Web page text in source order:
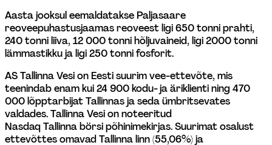
Aasta jooksul eemaldatakse Paljasaare
reoveepuhastusjaamas reoveest ligi 650 tonni prahti,
240 tonni liiva, 12 000 tonni hõljuvaineid, ligi 2000 tonni
lämmastikku ja ligi 250 tonni fosforit.
AS Tallinna Vesi on Eesti suurim vee-ettevõte, mis
teenindab enam kui 24 900 kodu- ja äriklienti ning 470
000 lõpptarbijat Tallinnas ja seda ümbritsevates
valdades. Tallinna Vesi on noteeritud
Nasdaq Tallinna börsi põhinimekirjas. Suurimat osalust
ettevõttes omavad Tallinna linn (55,06%) ja